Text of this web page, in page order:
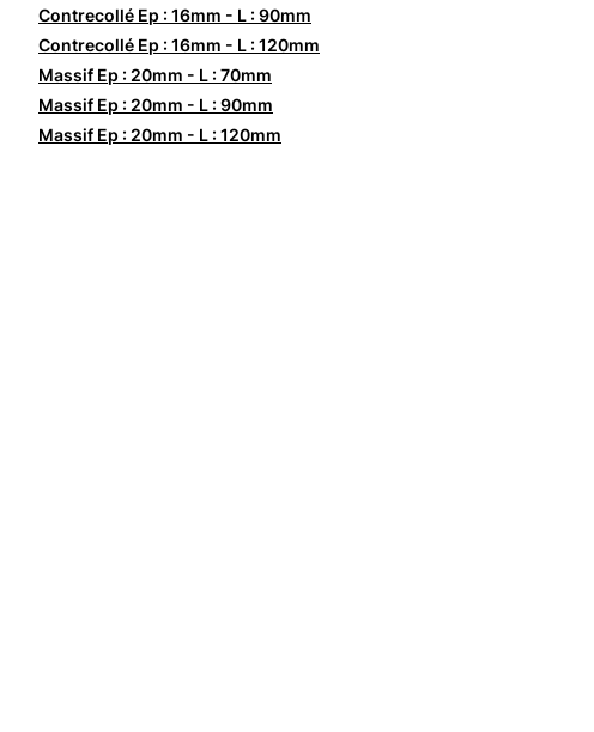
Contrecollé Ep : 16mm - L : 90mm
Contrecollé Ep : 16mm - L : 120mm
Massif Ep : 20mm - L : 70mm
Massif Ep : 20mm - L : 90mm
Massif Ep : 20mm - L : 120mm